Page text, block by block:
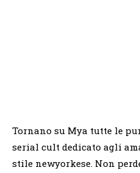
Tornano su Mya tutte le
serial cult dedicato agli
stile newyorkese. Non